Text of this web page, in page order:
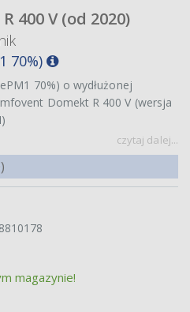
400 V (od 2020)
70%)
70%) o wydłużonej
Domekt R 400 V (wersja
czytaj dalej...
magazynie!